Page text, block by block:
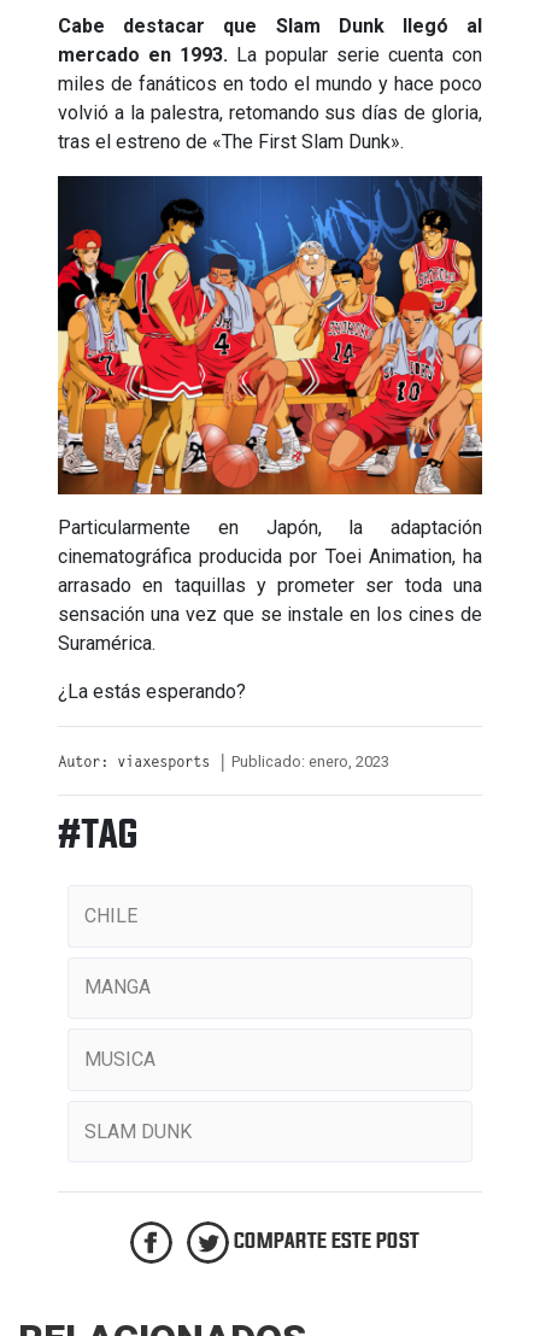
Cabe destacar que Slam Dunk llegó al
mercado en 1993. La popular serie cuenta con
miles de fanáticos en todo el mundo y hace poco
volvió a la palestra, retomando sus días de gloria,
tras el estreno de «The First Slam Dunk».
Particularmente en Japón, la adaptación
cinematográfica producida por Toei Animation, ha
arrasado en taquillas y prometer ser toda una
sensación una vez que se instale en los cines de
Suramérica.
¿La estás esperando?
Autor: viaxesports | Publicado: enero, 2023
#TAG
CHILE
MANGA
MUSICA
SLAM DUNK
COMPARTE ESTE POST